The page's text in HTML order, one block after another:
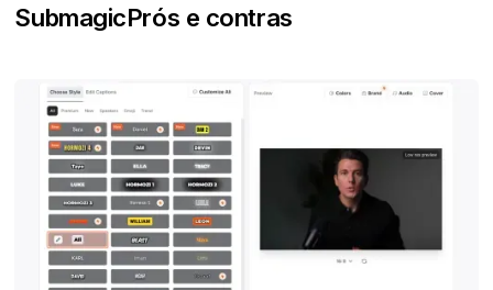
SubmagicPrós e contras